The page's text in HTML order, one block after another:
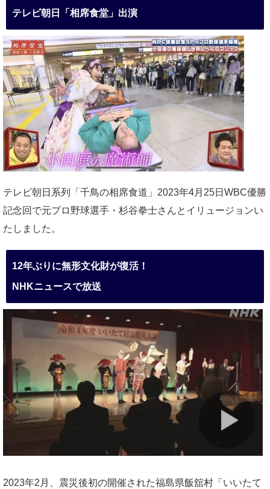
テレビ朝日「相席食堂」出演
テレビ朝日系列「千鳥の相席食道」2023年4月25日WBC優勝
記念回で元プロ野球選手・杉谷拳士さんとイリュージョンい
たしました。
12年ぶりに無形文化財が復活！
NHKニュースで放送
2023年2月、震災後初の開催された福島県飯舘村「いいたて